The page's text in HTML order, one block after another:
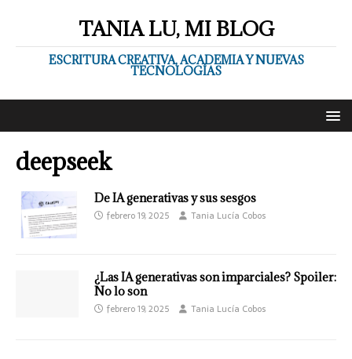
TANIA LU, MI BLOG
ESCRITURA CREATIVA, ACADEMIA Y NUEVAS
TECNOLOGÍAS
deepseek
De IA generativas y sus sesgos
febrero 19, 2025 Tania Lucía Cobos
¿Las IA generativas son imparciales? Spoiler:
No lo son
febrero 19, 2025 Tania Lucía Cobos